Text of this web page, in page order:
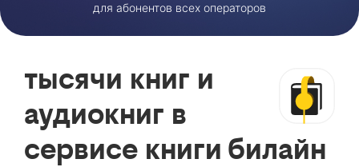
для абонентов всех операторов
тысячи книг и
аудиокниг в
сервисе книги билайн